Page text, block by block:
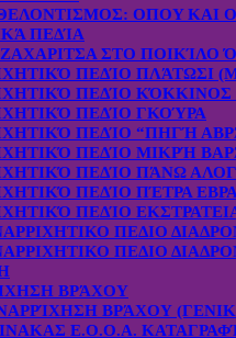
OΠOY KAI
ΠΕΔΊΑ
ΣΤΟ ΠΟΙΚΊΛΟ
ΠΕΔΊΟ ΠΛΆΤΩΣΙ
ΠΕΔΊΟ ΚΌΚΚΙΝΟΣ
ΠΕΔΊΟ ΓΚΟΎΡΑ
ΠΕΔΊΟ “ΠΗΓΉ
ΠΕΔΊΟ ΜΙΚΡΉ
ΠΕΔΊΟ ΠΆΝΩ
ΠΕΔΊΟ ΠΈΤΡΑ
ΠΕΔΊΟ
ΠΕΔΙΟ
ΠΕΔΙΟ
ΒΡΆΧΟΥ
ΒΡΆΧΟΥ
Ε.Ο.Ο.Α.